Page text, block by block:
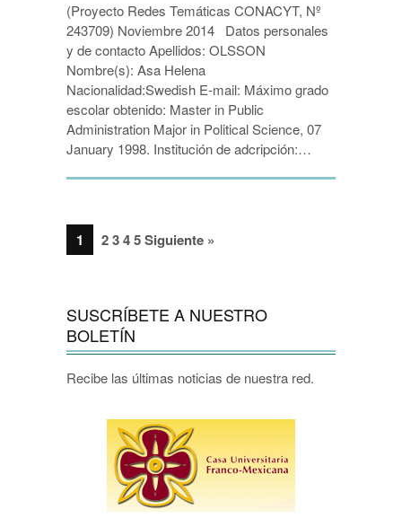
(Proyecto Redes Temáticas CONACYT, Nº
243709) Noviembre 2014 Datos personales
y de contacto Apellidos: OLSSON
Nombre(s): Asa Helena
Nacionalidad:Swedish E-mail: Máximo grado
escolar obtenido: Master in Public
Administration Major in Political Science, 07
January 1998. Institución de adcripción:…
1 2 3 4 5 Siguiente »
SUSCRÍBETE A NUESTRO
BOLETÍN
Recibe las últimas noticias de nuestra red.